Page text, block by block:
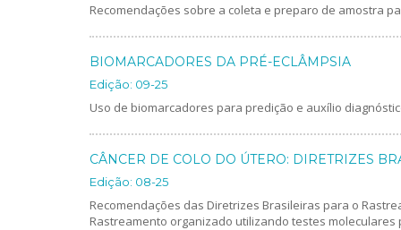
Recomendações sobre a coleta e preparo de amostra
BIOMARCADORES DA PRÉ-ECLÂMPSIA
Edição: 09-25
Uso de biomarcadores para predição e auxílio
CÂNCER DE COLO DO ÚTERO: DIRETRIZES
Edição: 08-25
Recomendações das Diretrizes Brasileiras para o
Rastreamento organizado utilizando testes moleculares